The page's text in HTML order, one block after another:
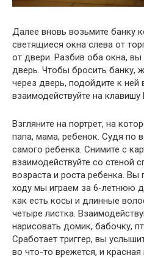
Далее вновь возьмите банку
светящиеся окна слева от
от двери. Разбив оба окна,
дверь. Чтобы бросить банку,
через дверь, подойдите к ней
взаимодействуйте на клавишу
Взгляните на портрет, на
папа, мама, ребенок. Судя по
самого ребенка. Снимите с
взаимодействуйте со стеной
возраста и роста ребенка. Вы
ходу мы играем за 6-летнюю
как есть косы и длинные
четыре листка.
нарисовать домик, бабочку,
Сработает триггер, вы
во что-то врежется, и красная